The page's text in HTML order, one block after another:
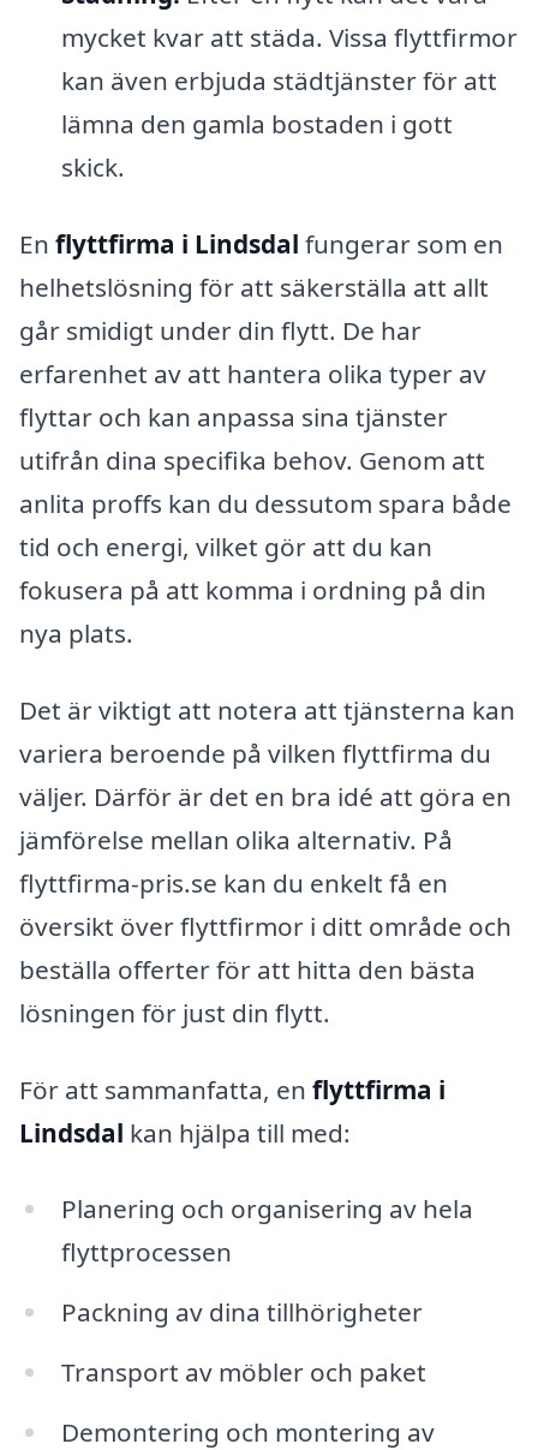
mycket kvar att städa. Vissa flyttfirmor
kan även erbjuda städtjänster för att
lämna den gamla bostaden i gott
skick.
En flyttfirma i Lindsdal fungerar som en
helhetslösning för att säkerställa att allt
går smidigt under din flytt. De har
erfarenhet av att hantera olika typer av
flyttar och kan anpassa sina tjänster
utifrån dina specifika behov. Genom att
anlita proffs kan du dessutom spara både
tid och energi, vilket gör att du kan
fokusera på att komma i ordning på din
nya plats.
Det är viktigt att notera att tjänsterna kan
variera beroende på vilken flyttfirma du
väljer. Därför är det en bra idé att göra en
jämförelse mellan olika alternativ. På
flyttfirma-pris.se kan du enkelt få en
översikt över flyttfirmor i ditt område och
beställa offerter för att hitta den bästa
lösningen för just din flytt.
För att sammanfatta, en flyttfirma i
Lindsdal kan hjälpa till med:
Planering och organisering av hela
flyttprocessen
Packning av dina tillhörigheter
Transport av möbler och paket
Demontering och montering av